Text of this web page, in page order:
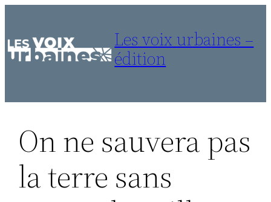
contenu
Les voix urbaines –
édition
On ne sauvera pas
la terre sans